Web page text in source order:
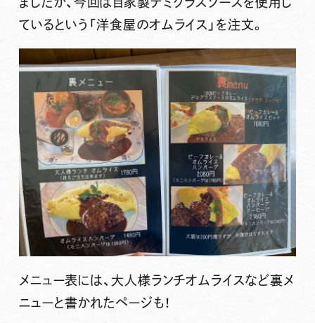
ているという 「洋食屋のオムライス」 を注文。
メニュー表には、大人様ランチオムライスなど裏メ
ニューと書かれたページも！